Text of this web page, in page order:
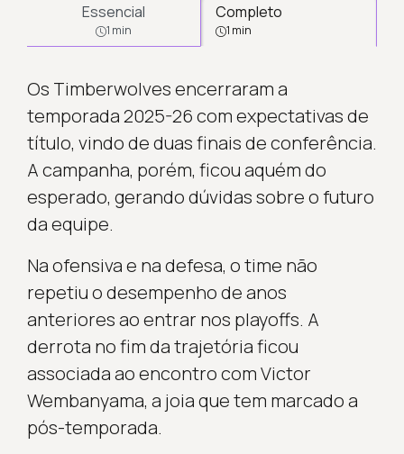
Essencial
1 min
Completo
1 min
Os Timberwolves encerraram a
temporada 2025-26 com expectativas de
título, vindo de duas finais de conferência.
A campanha, porém, ficou aquém do
esperado, gerando dúvidas sobre o futuro
da equipe.
Na ofensiva e na defesa, o time não
repetiu o desempenho de anos
anteriores ao entrar nos playoffs. A
derrota no fim da trajetória ficou
associada ao encontro com Victor
Wembanyama, a joia que tem marcado a
pós-temporada.